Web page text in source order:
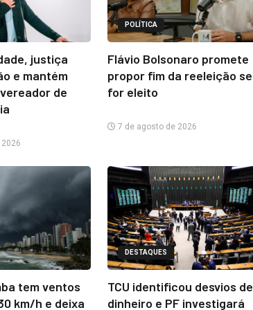
justiça
e mantém
de
POLÍTICA
Flávio Bolsonaro promete
propor fim da reeleição se
for eleito
7 de agosto de 2026
tem ventos
km/h e deixa
DESTAQUES
TCU identificou desvios de
dinheiro e PF investigará